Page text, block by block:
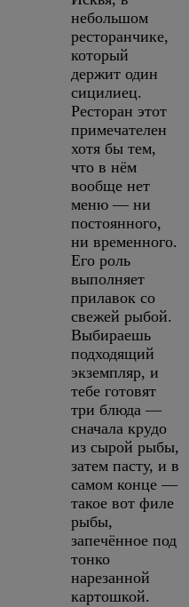
небольшом
ресторанчике,
который
держит один
сицилиец.
Ресторан этот
примечателен
хотя бы тем,
что в нём
вообще нет
меню — ни
постоянного,
ни временного.
Его роль
выполняет
прилавок со
свежей рыбой.
Выбираешь
подходящий
экземпляр, и
тебе готовят
три блюда —
сначала крудо
из сырой рыбы,
затем пасту, и в
самом конце —
такое вот филе
рыбы,
запечённое под
тонко
нарезанной
картошкой.